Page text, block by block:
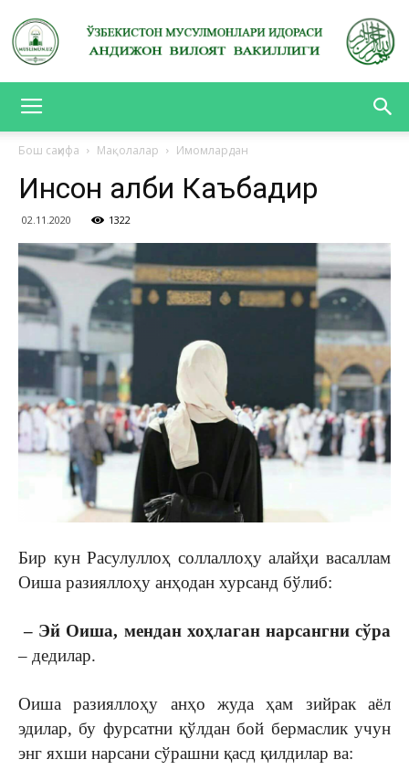
ВИЛОЯТ
ВАКИЛЛИГИ
Бош саҳифа Мақолалар Имомлардан
Инсон қалби Каъбадир
02.11.2020 1322
Бир кун Расулуллоҳ соллаллоҳу алайҳи васаллам
Оиша разияллоҳу анҳодан хурсанд бўлиб:
– Эй Оиша, мендан хоҳлаган нарсангни сўра
– дедилар.
Оиша разияллоҳу анҳо жуда ҳам зийрак аёл
эдилар, бу фурсатни қўлдан бой бермаслик учун
энг яхши нарсани сўрашни қасд қилдилар ва: